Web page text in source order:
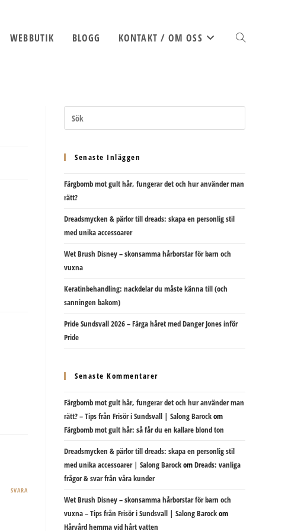
WEBBUTIK BLOGG KONTAKT / OM OSS SLÅ
SVARA
Senaste Inläggen
Färgbomb mot gult hår, fungerar det och hur använder man
rätt?
Dreadsmycken & pärlor till dreads: skapa en personlig stil
med unika accessoarer
Wet Brush Disney – skonsamma hårborstar för barn och
vuxna
Keratinbehandling: nackdelar du måste känna till (och
sanningen bakom)
Pride Sundsvall 2026 – Färga håret med Danger Jones inför
Pride
Senaste Kommentarer
Färgbomb mot gult hår, fungerar det och hur använder man
rätt? – Tips från Frisör i Sundsvall | Salong Barockom
Färgbomb mot gult hår: så får du en kallare blond ton
Dreadsmycken & pärlor till dreads: skapa en personlig stil
med unika accessoarer | Salong BarockomDreads: vanliga
frågor & svar från våra kunder
Wet Brush Disney – skonsamma hårborstar för barn och
vuxna – Tips från Frisör i Sundsvall | Salong Barockom
Hårvård hemma vid hårt vatten